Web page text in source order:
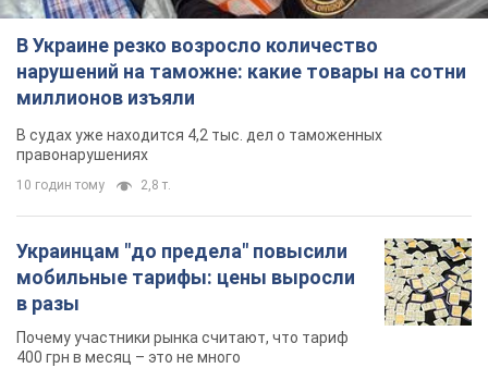
В Украине резко возросло количество
нарушений на таможне: какие товары на сотни
миллионов изъяли
В судах уже находится 4,2 тыс. дел о таможенных
правонарушениях
10 годин тому 2,8 т.
Украинцам "до предела" повысили
мобильные тарифы: цены выросли
в разы
Почему участники рынка считают, что тариф
400 грн в месяц – это не много